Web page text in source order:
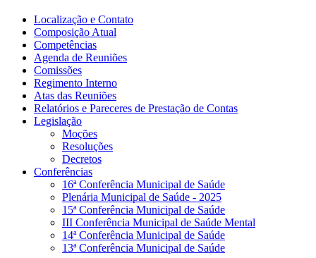
Localização e Contato
Composição Atual
Competências
Agenda de Reuniões
Comissões
Regimento Interno
Atas das Reuniões
Relatórios e Pareceres de Prestação de Contas
Legislação
Moções
Resoluções
Decretos
Conferências
16ª Conferência Municipal de Saúde
Plenária Municipal de Saúde - 2025
15ª Conferência Municipal de Saúde
III Conferência Municipal de Saúde Mental
14ª Conferência Municipal de Saúde
13ª Conferência Municipal de Saúde